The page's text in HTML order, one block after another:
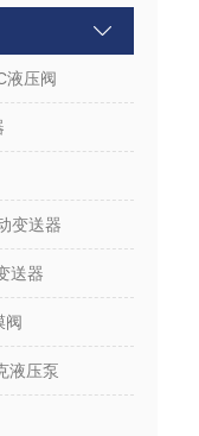
液压阀
变送器
送器
阀
液压泵